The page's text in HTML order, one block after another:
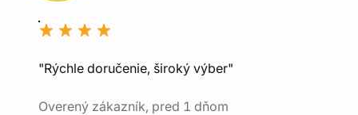
"Rýchle doručenie, široký výber"
Overený zákazník, pred 1 dňom